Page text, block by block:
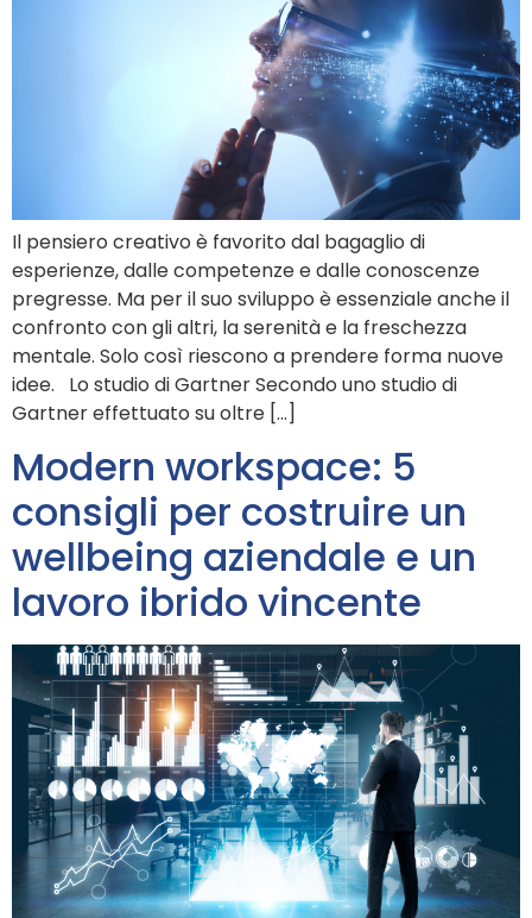
Il pensiero creativo è favorito dal bagaglio di
esperienze, dalle competenze e dalle conoscenze
pregresse. Ma per il suo sviluppo è essenziale anche il
confronto con gli altri, la serenità e la freschezza
mentale. Solo così riescono a prendere forma nuove
idee. Lo studio di Gartner Secondo uno studio di
Gartner effettuato su oltre […]
Modern workspace: 5
consigli per costruire un
wellbeing aziendale e un
lavoro ibrido vincente